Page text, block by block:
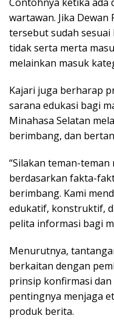
wartawan. Jika
tersebut sudah
tidak serta merta
melainkan masuk
Kajari juga berharap
sarana edukasi bagi
Minahasa Selatan
berimbang, dan
“Silakan teman-
berdasarkan fakta-
berimbang. Kami
edukatif, konstruktif,
pelita informasi bagi
Menurutnya,
berkaitan dengan
prinsip konfirmasi
pentingnya menjaga
produk berita.